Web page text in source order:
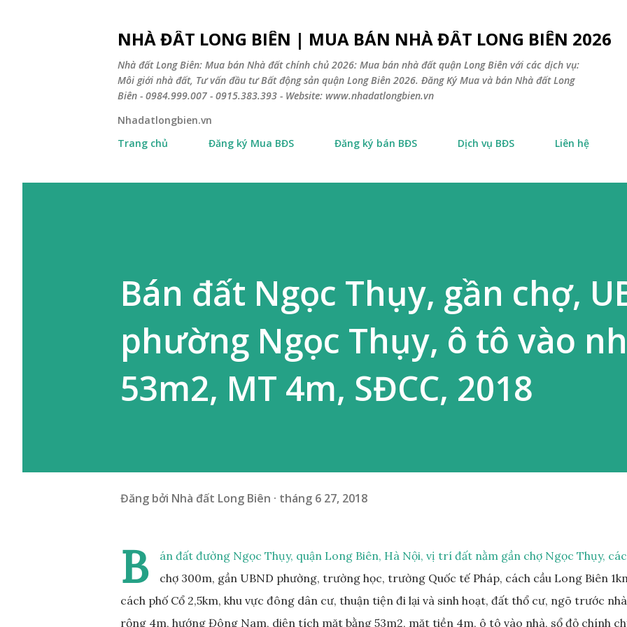
NHÀ ĐẤT LONG BIÊN | MUA BÁN NHÀ ĐẤT LONG BIÊN 2026
Nhà đất Long Biên: Mua bán Nhà đất chính chủ 2026: Mua bán nhà đất quận Long Biên với các dịch vụ:
Môi giới nhà đất, Tư vấn đầu tư Bất động sản quận Long Biên 2026. Đăng Ký Mua và bán Nhà đất Long
Biên - 0984.999.007 - 0915.383.393 - Website: www.nhadatlongbien.vn
Nhadatlongbien.vn
Trang chủ
Đăng ký Mua BĐS Đăng ký bán BĐS Dịch vụ BĐS Liên hệ
Bán đất Ngọc Thụy, gần chợ,
phường Ngọc Thụy, ô tô vào
53m2, MT 4m, SĐCC, 2018
Đăng bởi Nhà đất Long Biên tháng 6 27, 2018
B
án đất đường Ngọc Thụy, quận Long Biên, Hà Nội, vị trí đất nằm gần chợ Ngọc Thụy,
chợ 300m, gần UBND phường, trường học, trường Quốc tế Pháp, cách cầu Long Biên
cách phố Cổ 2,5km, khu vực đông dân cư, thuận tiện đi lại và sinh hoạt, đất thổ cư, ngõ trước nhà
rộng 4m, hướng Đông Nam, diện tích mặt bằng 53m2, mặt tiền 4m, ô tô vào nhà, sổ đỏ chính